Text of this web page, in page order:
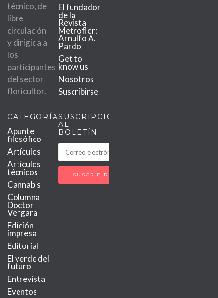
técnico, de
libre
circulación
y dirigida a
los
participantes
del sector
floricultor.
El fundador
de la
Revista
Metroflor:
Arnulfo A.
Pardo
Get to
know us
Nosotros
Suscribirse
CATEGORÍAS
Apunte
filosófico
Artículos
Artículos
técnicos
Cannabis
Columna
Doctor
Vergara
Edición
impresa
Editorial
El verde del
futuro
Entrevista
Eventos
SUSCRIPCIÓN
AL
BOLETÍN